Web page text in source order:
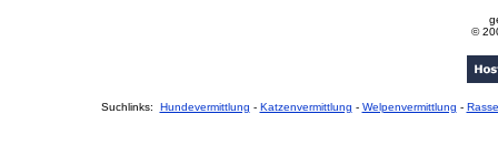
©
Suchlinks: Hundevermittlung - Katzenvermittlung - Welpenvermittlung -